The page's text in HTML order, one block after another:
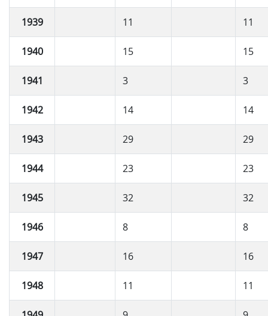
1939 11 11
1940 15 15
1941 3 3
1942 14 14
1943 29 29
1944 23 23
1945 32 32
1946 8 8
1947 16 16
1948 11 11